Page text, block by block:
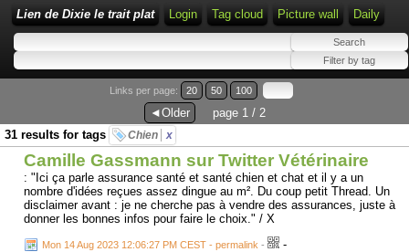
Lien de Dixie le trait plat Login Tag cloud Picture wall Daily
Links per page: 20 50 100
◄Older
page 1 / 2
31 results for tags
Chien x
Camille Gassmann sur Twitter Vétérinaire
: "Ici ça parle assurance santé et santé chien et chat et il y a un
nombre d'idées reçues assez dingue au m². Du coup petit Thread. Un
disclaimer avant : je ne cherche pas à vendre des assurances, juste à
donner les bonnes infos pour faire le choix." / X
Mon 14 Aug 2023 12:06:27 PM CEST - permalink - -